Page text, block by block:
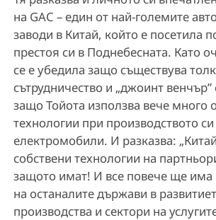
на GAC – един от най-големите
заводи в Китай, който е посетила
престоя си в Поднебесната. Като
се е убедила защо съществува
сътрудничество и „джоинт венчър”
защо Тойота използва вече много
технологии при производството
електромобили. И разказва:
собствени технологии на
защото имат! И все повече ще има
на останалите държави в
производства и сектори на